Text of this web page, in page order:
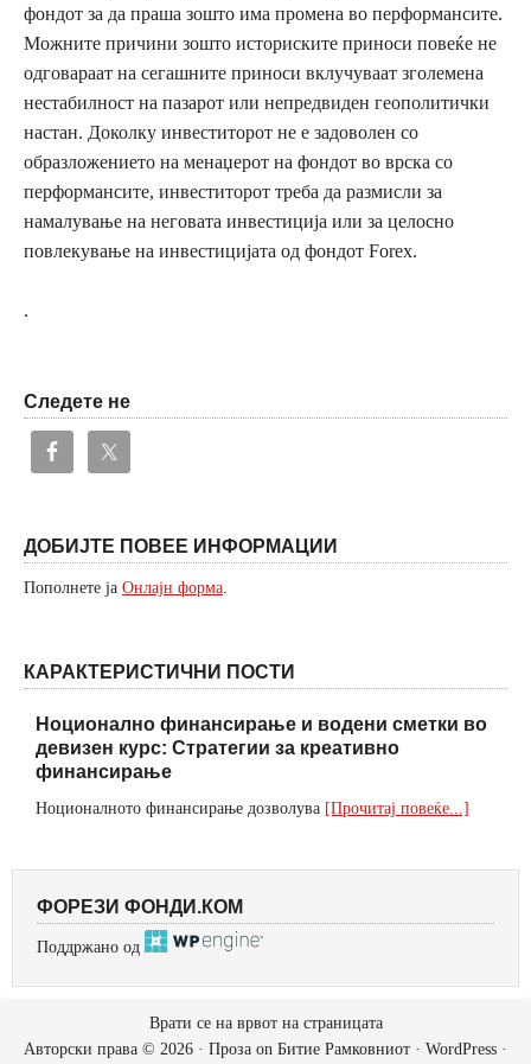
фондот за да праша зошто има промена во перформансите.
Можните причини зошто историските приноси повеќе не
одговараат на сегашните приноси вклучуваат зголемена
нестабилност на пазарот или непредвиден геополитички
настан. Доколку инвеститорот не е задоволен со
образложението на менаџерот на фондот во врска со
перформансите, инвеститорот треба да размисли за
намалување на неговата инвестиција или за целосно
повлекување на инвестицијата од фондот Forex.
.
Следете не
ДОБИЈТЕ ПОВЕЕ ИНФОРМАЦИИ
Пополнете ја Онлајн форма.
КАРАКТЕРИСТИЧНИ ПОСТИ
Ноционално финансирање и водени сметки во
девизен курс: Стратегии за креативно
финансирање
Ноционалното финансирање дозволува [Прочитај повеќе...]
ФОРЕЗИ ФОНДИ.КОМ
Поддржано од
Врати се на врвот на страницата
Авторски права © 2026 · Проза on Битие Рамковниот · WordPress ·